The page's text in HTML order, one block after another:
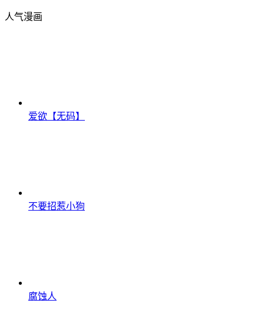
人气漫画
爱欲【无码】
不要招惹小狗
腐蚀人